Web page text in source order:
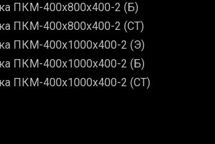
ПКМ-400х800х400-2 (Б)
ПКМ-400х800х400-2 (СТ)
ПКМ-400х1000х400-2 (Э)
ПКМ-400х1000х400-2 (Б)
ПКМ-400х1000х400-2 (СТ)